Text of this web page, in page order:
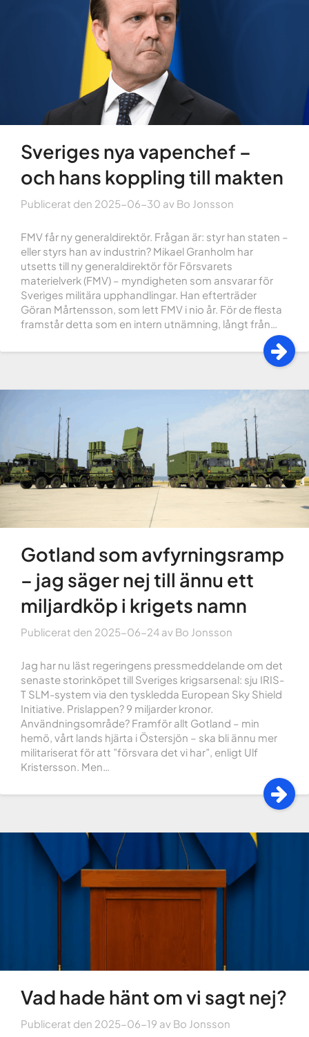
Sveriges nya vapenchef –
och hans koppling till makten
Publicerat den 2025-06-30 av Bo Jonsson
FMV får ny generaldirektör. Frågan är: styr han staten –
eller styrs han av industrin? Mikael Granholm har
utsetts till ny generaldirektör för Försvarets
materielverk (FMV) – myndigheten som ansvarar för
Sveriges militära upphandlingar. Han efterträder
Göran Mårtensson, som lett FMV i nio år. För de flesta
framstår detta som en intern utnämning, långt från…
Gotland som avfyrningsramp
– jag säger nej till ännu ett
miljardköp i krigets namn
Publicerat den 2025-06-24 av Bo Jonsson
Jag har nu läst regeringens pressmeddelande om det
senaste storinköpet till Sveriges krigsarsenal: sju IRIS-
T SLM-system via den tyskledda European Sky Shield
Initiative. Prislappen? 9 miljarder kronor.
Användningsområde? Framför allt Gotland – min
hemö, vårt lands hjärta i Östersjön – ska bli ännu mer
militariserat för att ”försvara det vi har”, enligt Ulf
Kristersson. Men…
Vad hade hänt om vi sagt nej?
Publicerat den 2025-06-19 av Bo Jonsson